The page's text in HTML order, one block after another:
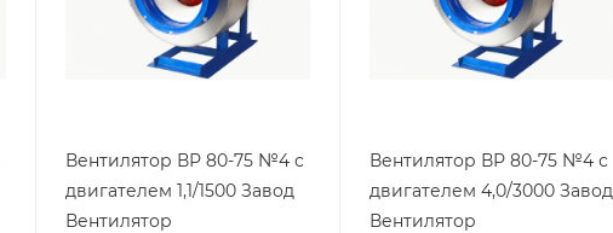
Вентилятор ВР 80-75 №4 с
двигателем 1,1/1500 Завод
Вентилятор
Вентилятор ВР 80-75 №4 с
двигателем 4,0/3000 Завод
Вентилятор